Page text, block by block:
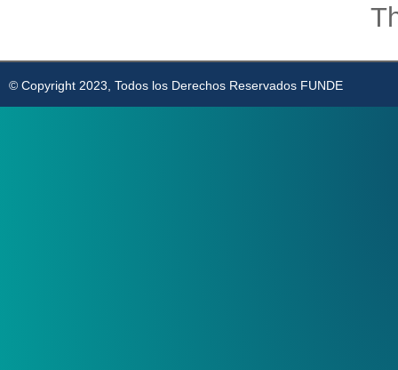
© Copyright 2023, Todos los Derechos Reservados FUNDE